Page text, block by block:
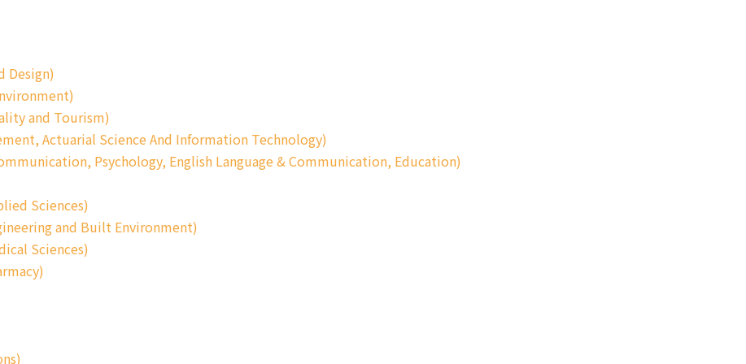
Design)
and Tourism)
Actuarial Science And Information Technology)
Psychology, English Language & Communication, Education)
Sciences)
and Built Environment)
Sciences)